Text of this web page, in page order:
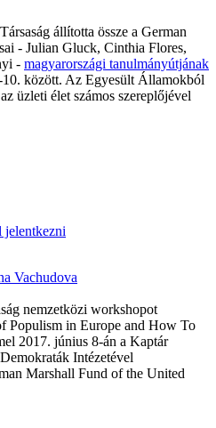
állította össze a German
- Julian Gluck, Cinthia Flores,
- magyarországi tanulmányútjának
10. között. Az Egyesült Államokból
üzleti élet számos szereplőjével
jelentkezni
nemzetközi workshopot
Populism in Europe and How To
2017. június 8-án a Kaptár
Intézetével
Marshall Fund of the United